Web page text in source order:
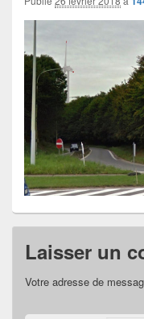
Laisser un
Votre adresse de